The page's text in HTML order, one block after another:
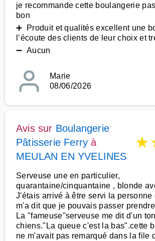
je recommande cette boulangerie
bon
➕ Produit et qualités excellent une
l’écoute des clients de leur choix et
➖ Aucun
Marie
08/06/2026
Avis sur Boulangerie
Pâtisserie Ferry à
MEULAN EN YVELINES
★
Serveuse une en particulier,
quarantaine/cinquantaine , blonde
J'étais arrivé à être servi la personne
m'a dit que je pouvais passer
La "fameuse"serveuse me dit d'un
chiens."La queue c'est la bas".cette
ne m'avait pas remarqué dans la file